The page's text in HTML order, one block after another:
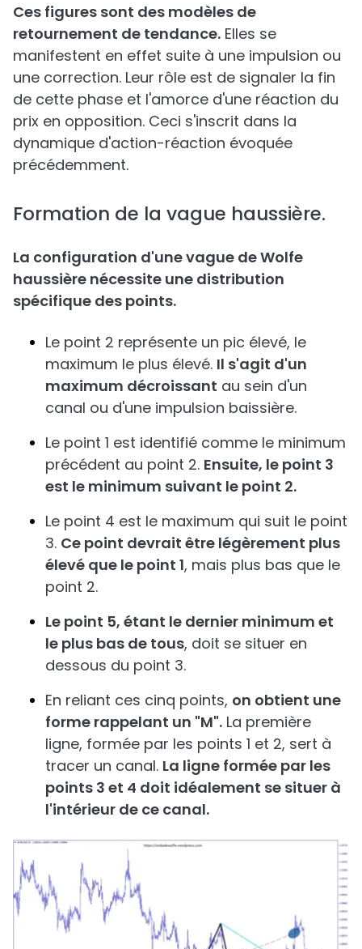
Ces figures sont des modèles de
retournement de tendance. Elles se
manifestent en effet suite à une impulsion ou
une correction. Leur rôle est de signaler la fin
de cette phase et l'amorce d'une réaction du
prix en opposition. Ceci s'inscrit dans la
dynamique d'action-réaction évoquée
précédemment.
Formation de la vague haussière.
La configuration d'une vague de Wolfe
haussière nécessite une distribution
spécifique des points.
Le point 2 représente un pic élevé, le
maximum le plus élevé. Il s'agit d'un
maximum décroissant au sein d'un
canal ou d'une impulsion baissière.
Le point 1 est identifié comme le minimum
précédent au point 2. Ensuite, le point 3
est le minimum suivant le point 2.
Le point 4 est le maximum qui suit le point
3. Ce point devrait être légèrement plus
élevé que le point 1, mais plus bas que le
point 2.
Le point 5, étant le dernier minimum et
le plus bas de tous, doit se situer en
dessous du point 3.
En reliant ces cinq points, on obtient une
forme rappelant un "M". La première
ligne, formée par les points 1 et 2, sert à
tracer un canal. La ligne formée par les
points 3 et 4 doit idéalement se situer à
l'intérieur de ce canal.